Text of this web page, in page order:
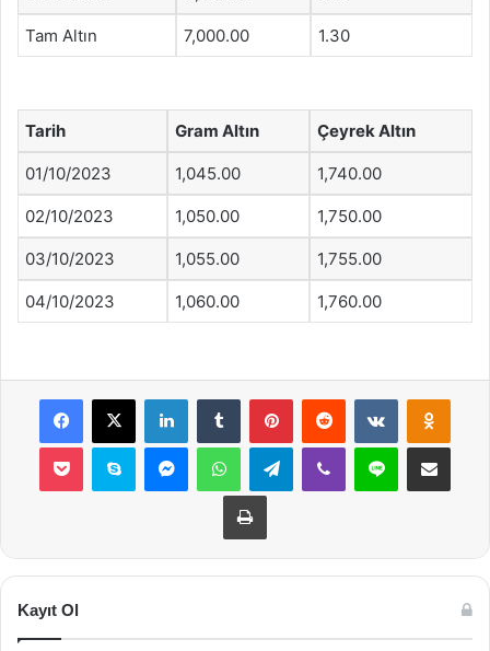
Tam Altın 7,000.00 1.30
Tarih Gram Altın Çeyrek Altın
01/10/2023 1,045.00 1,740.00
02/10/2023 1,050.00 1,750.00
03/10/2023 1,055.00 1,755.00
04/10/2023 1,060.00 1,760.00
Facebook
X LinkedInTumblr PinterestReddit VKontakte
Pocket Skype MessengerWhatsAppTelegramViber Line E-Posta ile
Yazdır
Kayıt Ol